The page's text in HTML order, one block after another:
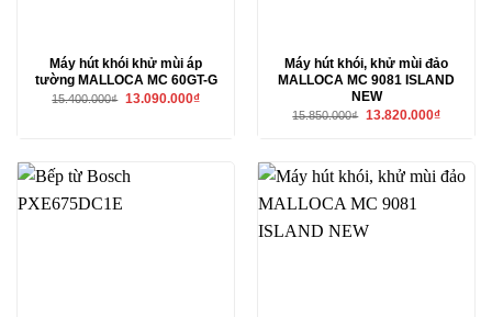
Máy hút khói khử mùi áp
tường MALLOCA MC 60GT-G
15.400.000₫ Giá
13.090.000₫Giá
Máy hút khói, khử mùi đảo
MALLOCA MC 9081 ISLAND
NEW
15.850.000₫ Giá
13.820.000₫Giá